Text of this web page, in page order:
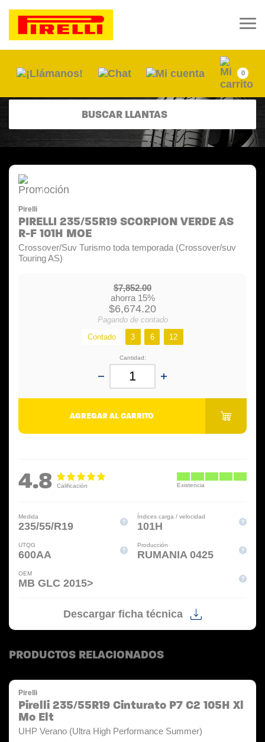
0
BUSCAR LLANTAS
-15%
Pirelli
PIRELLI 235/55R19 SCORPION VERDE AS
R-F 101H MOE
Crossover/Suv Turismo toda temporada (Crossover/suv
Touring AS)
Medida
235/55/R19
Índices carga / velocidad
101H
UTQG
600AA
Producción
RUMANIA 0425
OEM
MB GLC 2015>
Descargar ficha técnica
4.8
$7,852.00
ahorra 15%
$6,674.20
Pagando de contado
Contado
3 6 12
Cantidad:
AGREGAR AL CARRITO
PRODUCTOS RELACIONADOS
Pirelli
Pirelli 235/55R19 Cinturato P7 C2 105H Xl
Mo Elt
UHP Verano (Ultra High Performance Summer)